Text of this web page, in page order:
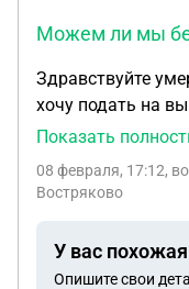
Можем ли мы
Здравствуйте
хочу подать на
присуттвие
Показать
08 февраля, 17:12,
Востряково
У вас
Опишите свои